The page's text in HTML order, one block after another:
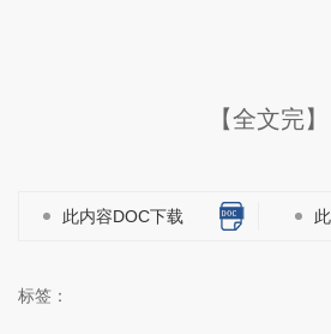
【全文完】
此内容DOC下载
标签：